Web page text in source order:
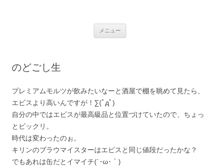
メニュー
プ
のどごし生
プレミアムモルツが飲みたいなーと酒屋で棚を眺めて見たら、
エビスより高いんですが！∑(ﾟдﾟ)
自分の中ではエビスが最高級品と位置づけていたので、ちょっ
とビックリ。
時代は変わったのぉ。
キリンのブラウマイスターはエビスと同じ値段だったかな？
でもあれは缶だとイマイチ(´･ω･｀)